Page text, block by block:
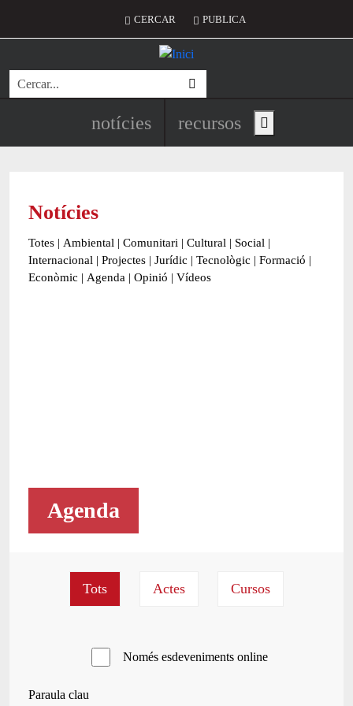
Menú del compte d'usuari
CERCAR PUBLICA
Cerca
Navegació principal de
notícies recursos Show main menu
Notícies
Totes | Ambiental | Comunitari | Cultural | Social |
Internacional | Projectes | Jurídic | Tecnològic | Formació |
Econòmic | Agenda | Opinió | Vídeos
Agenda
Només esdeveniments online
Paraula clau